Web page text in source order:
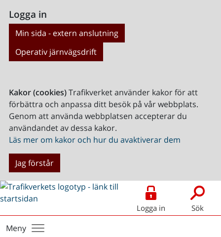
Logga in
Min sida - extern anslutning
Operativ järnvägsdrift
Kakor (cookies)Trafikverket använder kakor för att
förbättra och anpassa ditt besök på vår webbplats.
Genom att använda webbplatsen accepterar du
användandet av dessa kakor.
Läs mer om kakor och hur du avaktiverar dem
Jag förstår
Logga in Sök
Meny